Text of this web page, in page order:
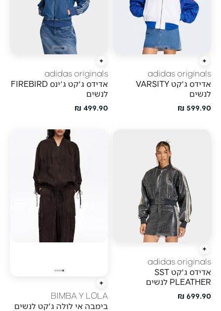
הוספה מהירה
adidas originals
אדידס ג'קט VARSITY
לנשים
מחיר מבצע
599.90 ₪
הוספה מהירה
adidas originals
אדידס ג'קט ג'ינס FIREBIRD
לנשים
מחיר מבצע
499.90 ₪
הוספה מהירה
adidas originals
אדידס ג'קט SST
PLEATHER לנשים
מחיר מבצע
699.90 ₪
הוספה מהירה
BIMBA Y LOLA
בימבה אי לולה ג'קט לנשים